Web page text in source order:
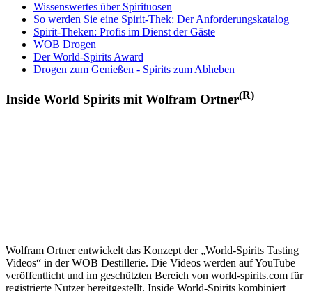
Wissenswertes über Spirituosen
So werden Sie eine Spirit-Thek: Der Anforderungskatalog
Spirit-Theken: Profis im Dienst der Gäste
WOB Drogen
Der World-Spirits Award
Drogen zum Genießen - Spirits zum Abheben
Inside World Spirits mit Wolfram Ortner(R)
Wolfram Ortner entwickelt das Konzept der „World-Spirits Tasting
Videos“ in der WOB Destillerie. Die Videos werden auf YouTube
veröffentlicht und im geschützten Bereich von world-spirits.com für
registrierte Nutzer bereitgestellt. Inside World-Spirits kombiniert